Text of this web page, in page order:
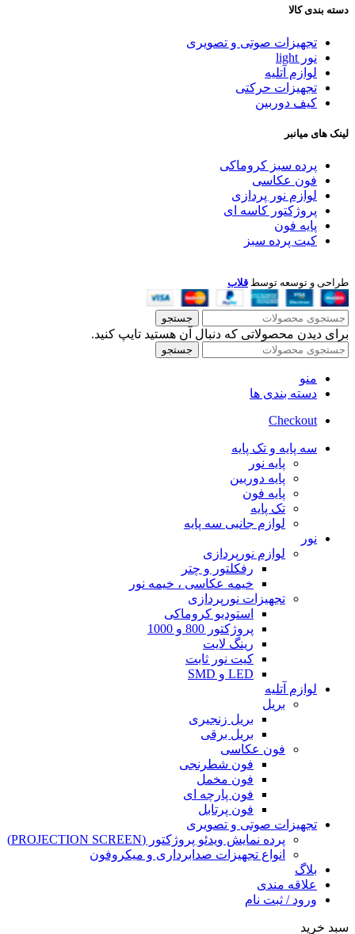
دسته بندی کالا
تجهیزات صوتی و تصویری
نور light
لوازم آتلیه
تجهیزات حرکتی
کیف دوربین
لینک های میانبر
پرده سبز کروماکی
فون عکاسی
لوازم نور پردازی
پروژکتور کاسه ای
پایه فون
کیت پرده سبز
طراحی و توسعه توسط قلاب
جستجو
برای دیدن محصولاتی که دنبال آن هستید تایپ کنید.
جستجو
منو
دسته بندی ها
Checkout
سه پایه و تک پایه
پایه نور
پایه دوربین
پایه فون
تک پایه
لوازم جانبی سه پایه
نور
لوازم نورپردازی
رفکلتور و چتر
خیمه عکاسی ، خیمه نور
تجهیزات نورپردازی
استودیو کروماکی
پروژکتور 800 و 1000
رینگ لایت
کیت نور ثابت
LED و SMD
لوازم آتلیه
بریل
بریل زنجیری
بریل برقی
فون عکاسی
فون شطرنجی
فون مخمل
فون پارچه ای
فون پرتابل
تجهیزات صوتی و تصویری
پرده نمایش ویدئو پروژکتور (PROJECTION SCREEN)
انواع تجهیزات صدابرداری و میکروفون
بلاگ
علاقه مندی
ورود / ثبت نام
سبد خرید